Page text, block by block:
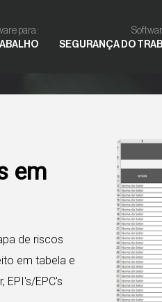
para:
SEGURANÇA DO
em
de riscos
em tabela e
EPI's/EPC's